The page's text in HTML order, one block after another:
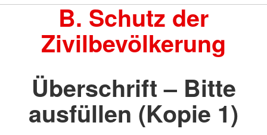
B. Schutz der
Zivilbevölkerung
Überschrift – Bitte
ausfüllen (Kopie 1)